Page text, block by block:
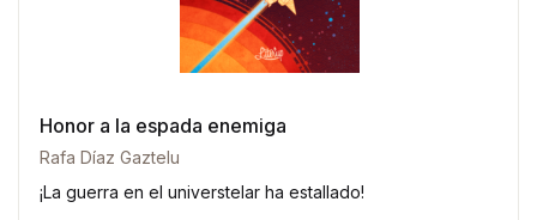
Honor a la espada enemiga
Rafa Díaz Gaztelu
¡La guerra en el universtelar ha estallado!